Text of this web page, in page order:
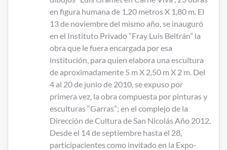
en figura humana de 1,20 metros X 1,80 m. El
13 de noviembre del mismo año, se inauguró
en el Instituto Privado “Fray Luis Beltrán” la
obra que le fuera encargada por esa
institución, para quien elabora una escultura
de aproximadamente 5 m X 2,50 m X 2 m. Del
4 al 20 de junio de 2010, se expuso por
primera vez, la obra compuesta por pinturas y
esculturas “Garras”; en el complejo de la
Dirección de Cultura de San Nicolás Año 2012.
Desde el 14 de septiembre hasta el 28,
participacientes como invitado en la Expo-